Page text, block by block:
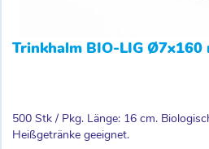
Trinkhalm BIO-LIG Ø7x160
500 Stk / Pkg. Länge: 16 cm.
Heißgetränke geeignet.